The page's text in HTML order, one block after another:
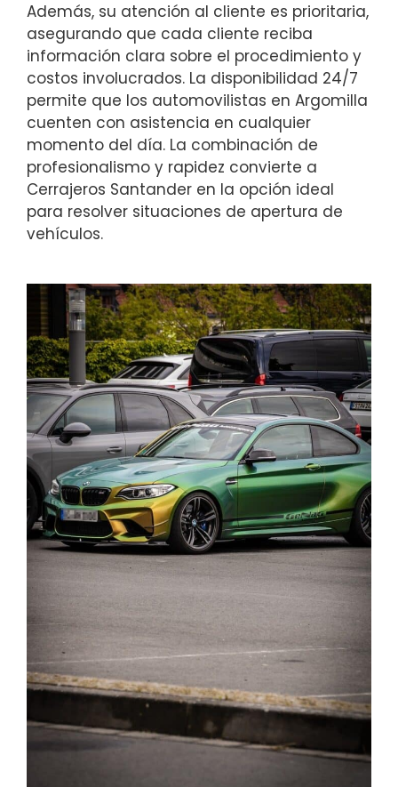
Además, su atención al cliente es prioritaria,
asegurando que cada cliente reciba
información clara sobre el procedimiento y
costos involucrados. La disponibilidad 24/7
permite que los automovilistas en Argomilla
cuenten con asistencia en cualquier
momento del día. La combinación de
profesionalismo y rapidez convierte a
Cerrajeros Santander en la opción ideal
para resolver situaciones de apertura de
vehículos.